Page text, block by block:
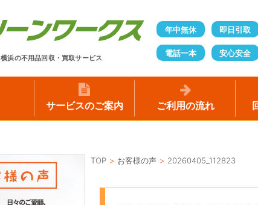
横浜の不用品回収・買取サービス
年中無休 即日引取
電話一本 安心安全
サービスのご案内 ご利用の流れ
TOP お客様の声 20260405_112823